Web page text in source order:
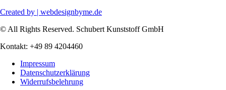
Created by | webdesignbyme.de
© All Rights Reserved. Schubert Kunststoff GmbH
Kontakt: +49 89 4204460
Impressum
Datenschutzerklärung
Widerrufsbelehrung